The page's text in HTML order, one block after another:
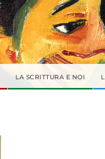
LA SCRITTURA E NOI